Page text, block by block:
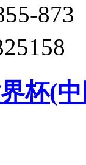
873
杯(